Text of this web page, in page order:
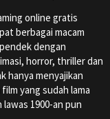
online gratis
berbagai macam
dengan
horror, thriller dan
hanya menyajikan
yang sudah lama
1900-an pun